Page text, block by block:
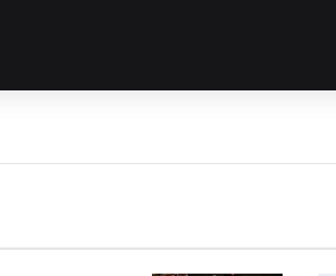
بانتمائهما
..مهجروا
لأهالي
الحفر العشوائي